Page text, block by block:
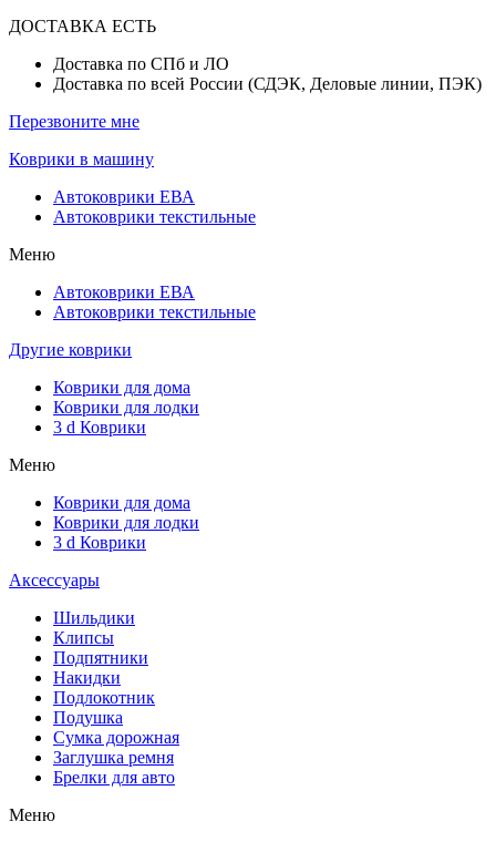
ДОСТАВКА ЕСТЬ
Доставка по СПб и ЛО
Доставка по всей России (СДЭК, Деловые линии, ПЭК)
Перезвоните мне
Коврики в машину
Автоковрики ЕВА
Автоковрики текстильные
Меню
Автоковрики ЕВА
Автоковрики текстильные
Другие коврики
Коврики для дома
Коврики для лодки
3 d Коврики
Меню
Коврики для дома
Коврики для лодки
3 d Коврики
Аксессуары
Шильдики
Клипсы
Подпятники
Накидки
Подлокотник
Подушка
Сумка дорожная
Заглушка ремня
Брелки для авто
Меню